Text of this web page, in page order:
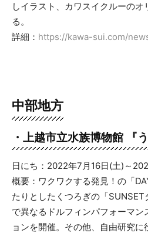
しイラスト、カワスイクルーの
る。
詳細： https://kawa-sui.com/
中部地方
・上越市立水族博物館 『
日にち：2022年7月16日(土)～
概要：ワクワクする発見！の「
たりとしたくつろぎの「
で異なるドルフィンパフォーマ
ョンを開催。その他、自由研究